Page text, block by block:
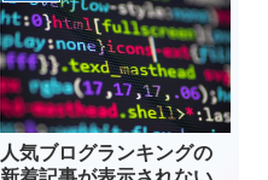
人気ブログランキングの